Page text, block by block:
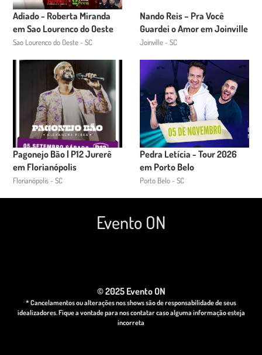
Adiado - Roberta Miranda
em Sao Lourenco do Oeste
Sao Lourenco do Oeste - SC
Nando Reis – Pra Você
Guardei o Amor em Joinville
Joinville - SC
Pagonejo Bão | P12 Jurerê
em Florianópolis
Florianópolis - SC
Pedra Letícia - Tour 2026
em Porto Belo
Porto Belo - SC
Evento ON
© 2025 Evento ON
* Cancelamentos ou alterações nos shows são de responsabilidade de seus
idealizadores. Fique a vontade para nos contatar caso alguma informação esteja
incorreta